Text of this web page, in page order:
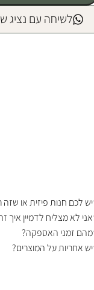
לשיחה עם נציג
יש לכם חנות פיזית או שזה
אני לא מצליח לדמיין איך
מהם זמני האספקה?
יש אחריות על המוצרים?